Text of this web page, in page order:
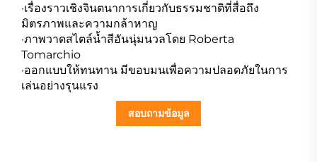
·เรื่องราวเชิงจินตนาการเกี่ยวกับธรรมชาติที่สื่อถึง
มิตรภาพและความกล้าหาญ
·ภาพวาดสไตล์น้ำสีอันนุ่มนวลโดย Roberta
Tomarchio
·ออกแบบให้ทนทาน มีขอบมนเพื่อความปลอดภัยในการ
เล่นอย่างรุนแรง
สอบถามข้อมูล